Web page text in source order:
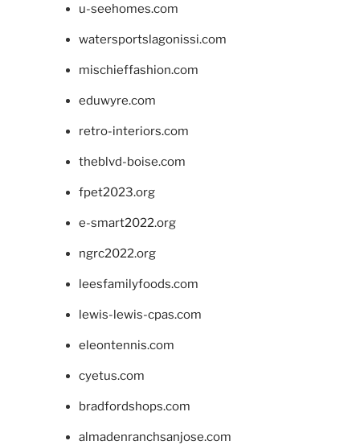
u-seehomes.com
watersportslagonissi.com
mischieffashion.com
eduwyre.com
retro-interiors.com
theblvd-boise.com
fpet2023.org
e-smart2022.org
ngrc2022.org
leesfamilyfoods.com
lewis-lewis-cpas.com
eleontennis.com
cyetus.com
bradfordshops.com
almadenranchsanjose.com